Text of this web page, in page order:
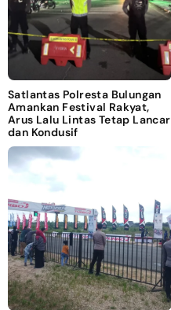
Satlantas Polresta Bulungan
Amankan Festival Rakyat,
Arus Lalu Lintas Tetap Lancar
dan Kondusif